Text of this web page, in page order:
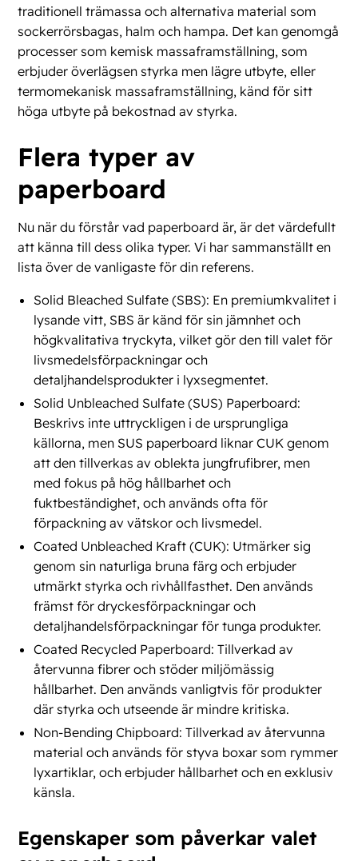
traditionell trämassa och alternativa material som
sockerrörsbagas, halm och hampa. Det kan genomgå
processer som kemisk massaframställning, som
erbjuder överlägsen styrka men lägre utbyte, eller
termomekanisk massaframställning, känd för sitt
höga utbyte på bekostnad av styrka.
Flera typer av
paperboard
Nu när du förstår vad paperboard är, är det värdefullt
att känna till dess olika typer. Vi har sammanställt en
lista över de vanligaste för din referens.
Solid Bleached Sulfate (SBS): En premiumkvalitet i
lysande vitt, SBS är känd för sin jämnhet och
högkvalitativa tryckyta, vilket gör den till valet för
livsmedelsförpackningar och
detaljhandelsprodukter i lyxsegmentet​​.
Solid Unbleached Sulfate (SUS) Paperboard:
Beskrivs inte uttryckligen i de ursprungliga
källorna, men SUS paperboard liknar CUK genom
att den tillverkas av oblekta jungfrufibrer, men
med fokus på hög hållbarhet och
fuktbeständighet, och används ofta för
förpackning av vätskor och livsmedel.
Coated Unbleached Kraft (CUK): Utmärker sig
genom sin naturliga bruna färg och erbjuder
utmärkt styrka och rivhållfasthet. Den används
främst för dryckesförpackningar och
detaljhandelsförpackningar för tunga produkter​​.
Coated Recycled Paperboard: Tillverkad av
återvunna fibrer och stöder miljömässig
hållbarhet. Den används vanligtvis för produkter
där styrka och utseende är mindre kritiska​​.
Non-Bending Chipboard: Tillverkad av återvunna
material och används för styva boxar som rymmer
lyxartiklar, och erbjuder hållbarhet och en exklusiv
känsla​​.
Egenskaper som påverkar valet